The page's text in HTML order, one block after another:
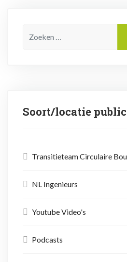
Soort/locatie
Transitieteam Circulaire
NL Ingenieurs
Youtube Video's
Podcasts